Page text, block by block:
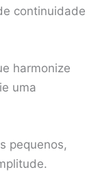
continuidade
harmonize
uma
pequenos,